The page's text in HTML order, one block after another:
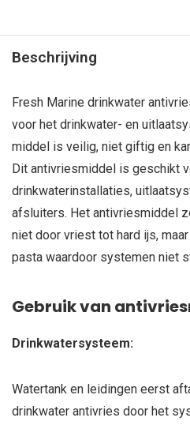
Beschrijving
Fresh Marine drinkwater
voor het drinkwater- en
middel is veilig, niet giftig en
Dit antivriesmiddel is geschikt
drinkwaterinstallaties,
afsluiters. Het antivriesmiddel
niet door vriest tot hard ijs,
pasta waardoor systemen niet
Gebruik van
Drinkwatersysteem:
Watertank en leidingen eerst
drinkwater antivries door het